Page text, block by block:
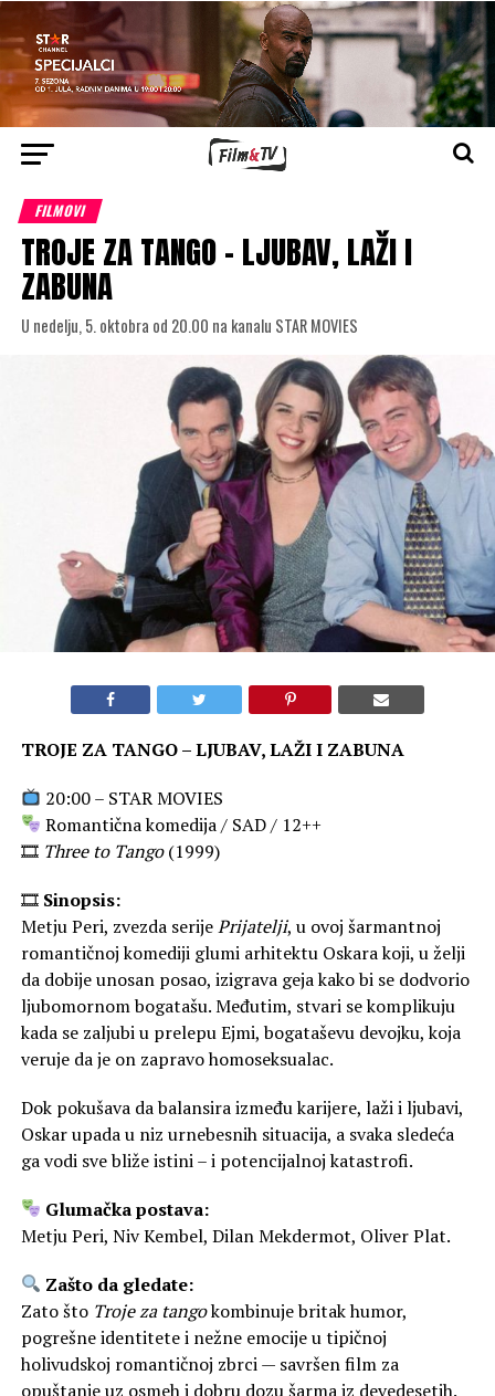
FILMOVI
TROJE ZA TANGO – LJUBAV, LAŽI I
ZABUNA
U nedelju, 5. oktobra od 20.00 na kanalu STAR MOVIES
TROJE ZA TANGO – LJUBAV, LAŽI I ZABUNA
20:00 – STAR MOVIES
Romantična komedija / SAD / 12++
🎞 Three to Tango(1999)
🎞 Sinopsis:
Metju Peri, zvezda serijePrijatelji, u ovoj šarmantnoj
romantičnoj komediji glumi arhitektu Oskara koji, u želji
da dobije unosan posao, izigrava geja kako bi se dodvorio
ljubomornom bogatašu. Međutim, stvari se komplikuju
kada se zaljubi u prelepu Ejmi, bogataševu devojku, koja
veruje da je on zapravo homoseksualac.
Dok pokušava da balansira između karijere, laži i ljubavi,
Oskar upada u niz urnebesnih situacija, a svaka sledeća
ga vodi sve bliže istini – i potencijalnoj katastrofi.
Glumačka postava:
Metju Peri, Niv Kembel, Dilan Mekdermot, Oliver Plat.
Zašto da gledate:
Zato što Troje za tangokombinuje britak humor,
pogrešne identitete i nežne emocije u tipičnoj
holivudskoj romantičnoj zbrci — savršen film za
opuštanje uz osmeh i dobru dozu šarma iz devedesetih.